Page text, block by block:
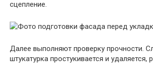
сцепление.
Далее выполняют проверку прочности.
штукатурка простукивается и удаляется,